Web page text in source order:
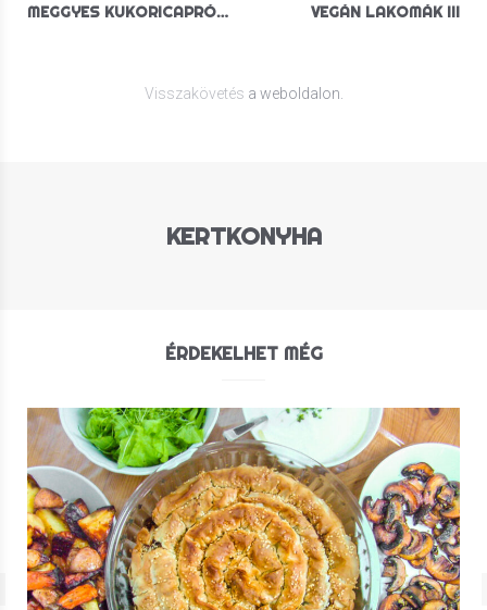
MEGGYES KUKORICAPRÓSZA VEGÁN LAKOMÁK III
Visszakövetés a weboldalon.
KERTKONYHA
ÉRDEKELHET MÉG